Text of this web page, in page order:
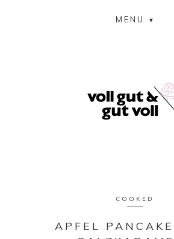
MENU
COOKED
APFEL